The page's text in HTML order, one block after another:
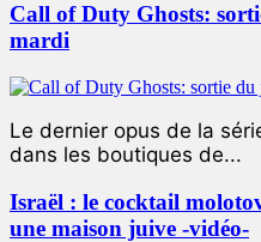
Call of Duty Ghosts:
mardi
Le dernier opus de la
dans les boutiques de...
Israël : le cocktail
une maison juive -vidéo-